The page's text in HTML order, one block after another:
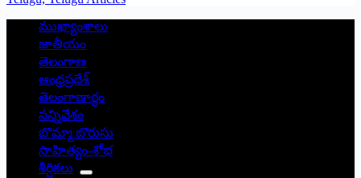
ముఖ్యాంశాలు
జాతీయం
తెలంగాణ
ఆంధ్రప్రదేశ్
తెలంగాణార్థం
సన్నివేశం
బొమ్మా బొరుసు
సాహిత్యం-శోభ
శీర్షికలు